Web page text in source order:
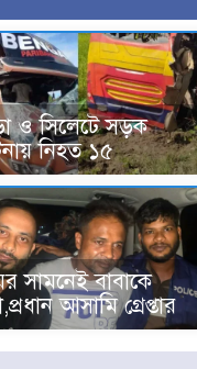
ও সিলেটে সড়ক
নিহত ১৫
সামনেই বাবাকে
আসামি গ্রেপ্তার